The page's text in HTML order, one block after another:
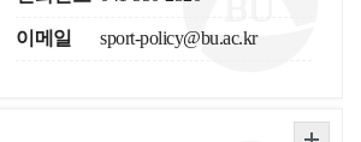
이메일 sport-policy@bu.ac.kr